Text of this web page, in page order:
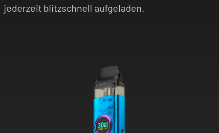
jederzeit blitzschnell aufgeladen.